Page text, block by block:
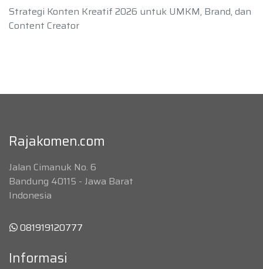
Strategi Konten Kreatif 2026 untuk UMKM, Brand, dan
Content Creator
Rajakomen.com
Jalan Cimanuk No. 6
Bandung 40115 - Jawa Barat
Indonesia
081919120777
Informasi